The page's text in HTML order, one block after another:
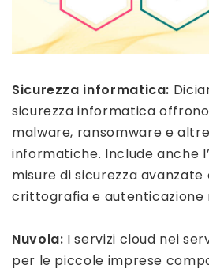
Sicurezza informatica:
sicurezza informatica
malware, ransomware e
informatiche. Include anche
misure di sicurezza
crittografia e
Nuvola: I servizi cloud nei
per le piccole imprese